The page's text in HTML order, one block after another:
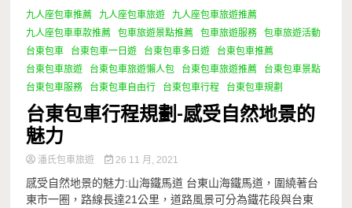
九人座包車推薦 九人座包車旅遊
九人座包車旅遊推薦
九人座包車車款推薦
包車旅遊景點推薦 包車旅遊服務
包車旅遊活動
台東包車
台東包車一日遊 台東包車多日遊
台東包車推薦
台東包車旅遊
台東包車旅遊懶人包 台東包車旅遊推薦
台東包車景點
台東包車服務
台東包車自由行 台東包車行程 台東包車規劃
台東包車行程規劃-感受自然地景的
魅力
潘氏包車旅遊 26 11 月, 2021
感受自然地景的魅力:山海鐵馬道 台東山海鐵馬道，圍繞著台
東市一圈，路線長達21公里，道路風景可分為鐵花段與台東